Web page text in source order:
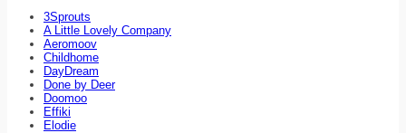
3Sprouts
A Little Lovely Company
Aeromoov
Childhome
DayDream
Done by Deer
Doomoo
Effiki
Elodie